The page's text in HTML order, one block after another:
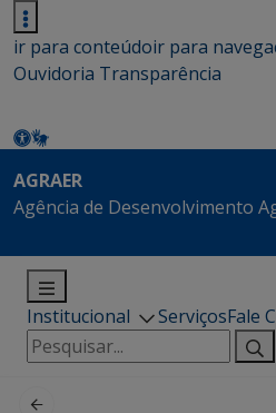
ir para conteúdoir para
Ouvidoria Transparência
AGRAER
Agência de Desenvolvimento
Institucional ServiçosFale
Pesquisar
por: